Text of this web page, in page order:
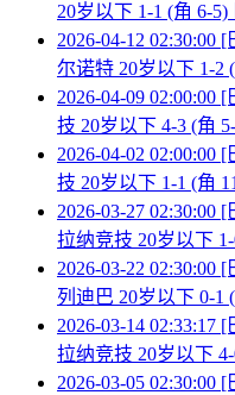
20岁以下 1-1 (角 6-
2026-04-12 02:30:00
尔诺特 20岁以下 1-2
2026-04-09 02:00:00
技 20岁以下 4-3 (角
2026-04-02 02:00:00
技 20岁以下 1-1 (角
2026-03-27 02:30:00
拉纳竞技 20岁以下
2026-03-22 02:30:00
列迪巴 20岁以下 0-1
2026-03-14 02:33:17
拉纳竞技 20岁以下
2026-03-05 02:30:00